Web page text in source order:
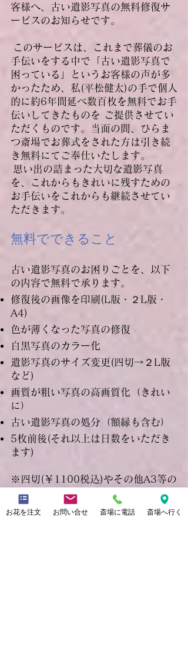
客様へ、古い遺影写真の無料修復サ
ービスのお知らせです。
このサービスは、これまで葬儀のお
手伝いをする中で「古い遺影写真で
困っている」というお客様の声が多
かったため、私(平松健太)の手で個人
的に約6年間延べ数百枚を無料でお手
伝いしてきたものを ご提供させてい
ただくものです。当面の間、ひらま
つ斎場でお葬式をされた方は引き続
き無料にてご奉仕いたします。
思い出の詰まった大切な遺影写真
を、これからもきれいに残すための
お手伝いをこれからも継続させてい
ただきます。
無料でできること
古い遺影写真のお困りごとを、以下
の内容で無料で承ります。
修復後の画像を印刷(L版・２L版・
A4)
色が薄くなった写真の修復
白黒写真のカラー化
遺影写真のサイズ変更(四切→２L版
など)
画質が粗い写真の高画質化（きれい
に）
古い遺影写真の処分（額縁も含む）
5枚前後(それ以上は日数をいただき
ます)
※四切(￥1100税込)やその他A3等の
大判サイズの印刷は有料となりま
す。
お花を注文 お問い合せ 斎場に電話 斎場へ行く